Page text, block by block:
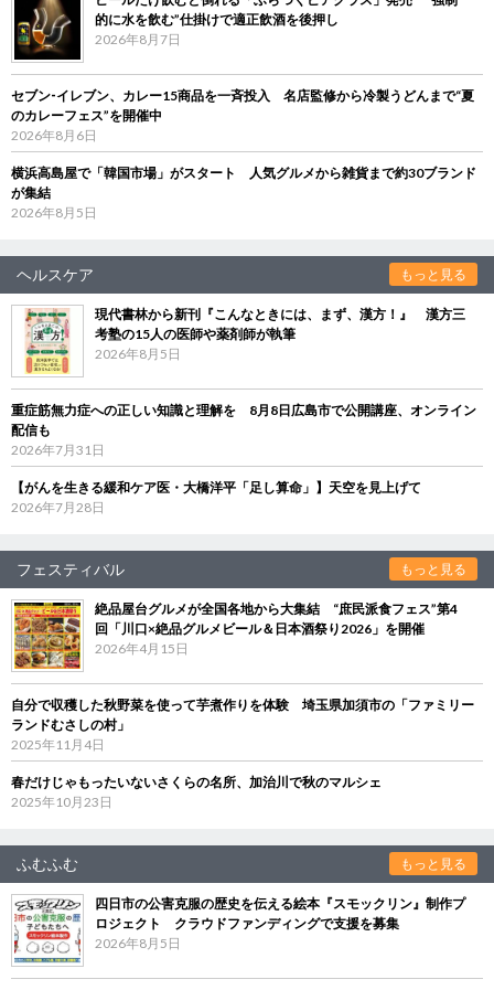
的に水を飲む”仕掛けで適正飲酒を後押し
2026年8月7日
セブン‐イレブン、カレー15商品を一斉投入 名店監修から冷製うどんまで“夏
のカレーフェス”を開催中
2026年8月6日
横浜高島屋で「韓国市場」がスタート 人気グルメから雑貨まで約30ブランド
が集結
2026年8月5日
ヘルスケア もっと見る
現代書林から新刊『こんなときには、まず、漢方！』 漢方三
考塾の15人の医師や薬剤師が執筆
2026年8月5日
重症筋無力症への正しい知識と理解を 8月8日広島市で公開講座、オンライン
配信も
2026年7月31日
【がんを生きる緩和ケア医・大橋洋平「足し算命」】天空を見上げて
2026年7月28日
フェスティバル もっと見る
絶品屋台グルメが全国各地から大集結 “庶民派食フェス”第4
回「川口×絶品グルメビール＆日本酒祭り2026」を開催
2026年4月15日
自分で収穫した秋野菜を使って芋煮作りを体験 埼玉県加須市の「ファミリー
ランドむさしの村」
2025年11月4日
春だけじゃもったいないさくらの名所、加治川で秋のマルシェ
2025年10月23日
ふむふむ もっと見る
四日市の公害克服の歴史を伝える絵本『スモックリン』制作プ
ロジェクト クラウドファンディングで支援を募集
2026年8月5日